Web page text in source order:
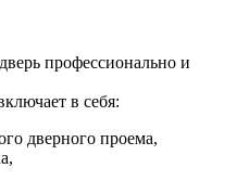
профессионально и
в себя:
дверного проема,